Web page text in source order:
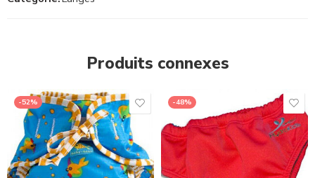
Produits connexes
-52% -48%